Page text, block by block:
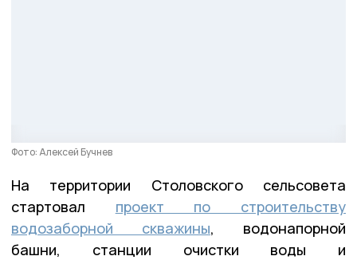
Фото: Алексей Бучнев
На территории Столовского сельсовета
стартовал проект по строительству
водозаборной скважины, водонапорной
башни, станции очистки воды и